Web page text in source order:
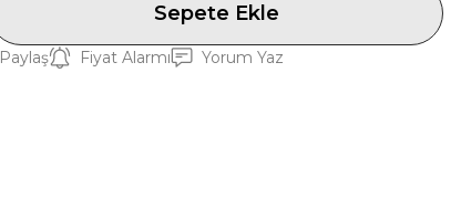
Sepete Ekle
Paylaş Fiyat Alarmı Yorum Yaz